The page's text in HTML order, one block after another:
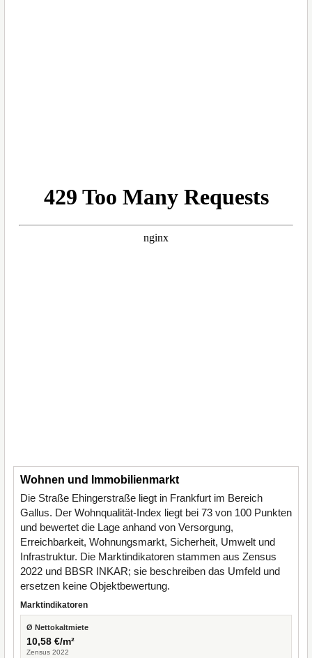
Wohnen und Immobilienmarkt
Die Straße Ehingerstraße liegt in Frankfurt im Bereich
Gallus. Der Wohnqualität-Index liegt bei 73 von 100 Punkten
und bewertet die Lage anhand von Versorgung,
Erreichbarkeit, Wohnungsmarkt, Sicherheit, Umwelt und
Infrastruktur. Die Marktindikatoren stammen aus Zensus
2022 und BBSR INKAR; sie beschreiben das Umfeld und
ersetzen keine Objektbewertung.
Marktindikatoren
Ø Nettokaltmiete
10,58 €/m²
Zensus 2022